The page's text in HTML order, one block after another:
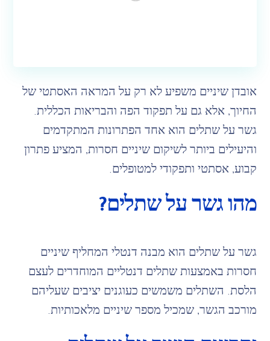
אובדן שיניים משפיע לא רק על המראה האסתטי של
החיוך, אלא גם על תפקוד הפה והבריאות הכללית.
גשר על שתלים הוא אחד הפתרונות המתקדמים
והיעילים ביותר לשיקום שיניים חסרות, המציע פתרון
קבוע, אסתטי ותפקודי למטופלים.
מהו גשר על שתלים?
גשר על שתלים הוא מבנה דנטלי המחליף שיניים
חסרות באמצעות שתלים דנטליים המוחדרים לעצם
הלסת. השתלים משמשים כעוגנים יציבים שעליהם
מורכב הגשר, שמכיל מספר שיניים מלאכותיות.